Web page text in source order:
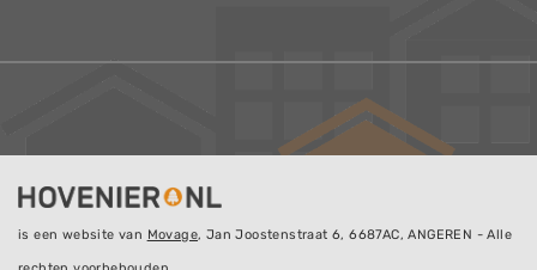
is een website van Movage, Jan Joostenstraat 6, 6687AC, ANGEREN - Alle